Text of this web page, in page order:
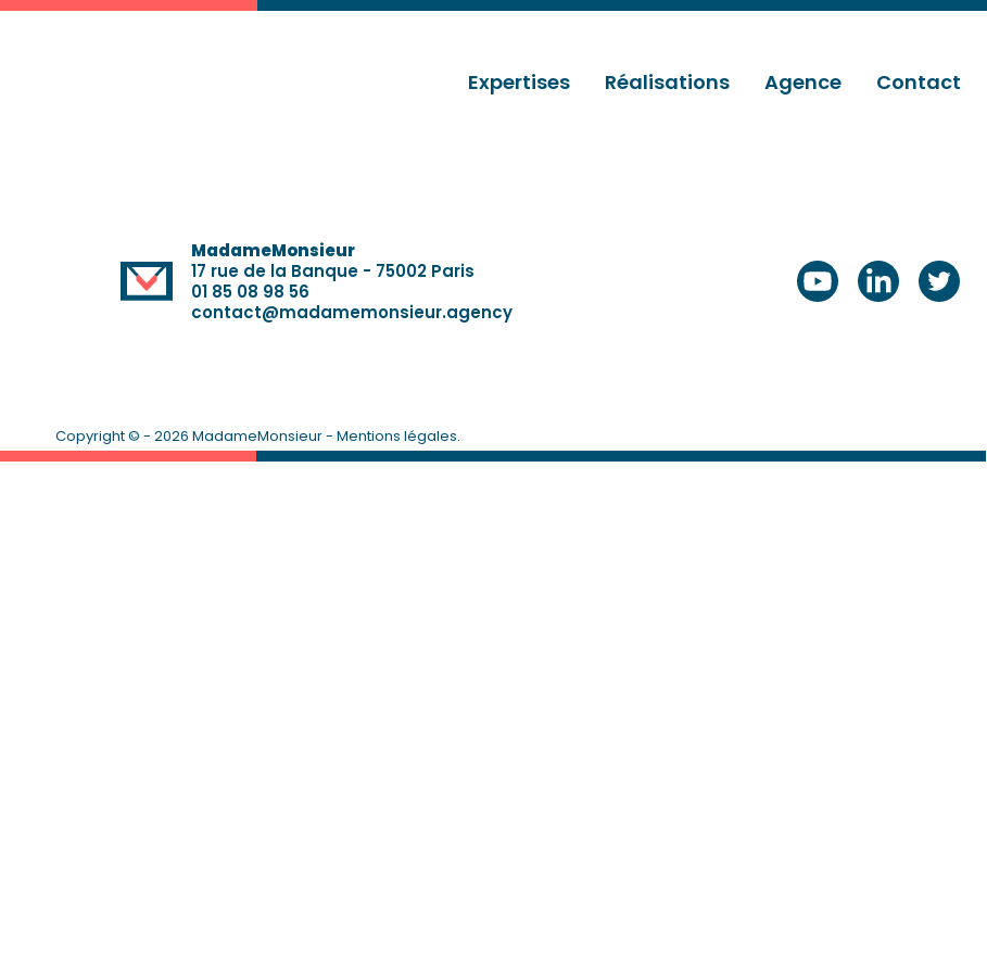
Expertises Réalisations Agence Contact
MadameMonsieur
17 rue de la Banque - 75002 Paris
01 85 08 98 56
contact@madamemonsieur.agency
Copyright © - 2026 MadameMonsieur - Mentions légales.